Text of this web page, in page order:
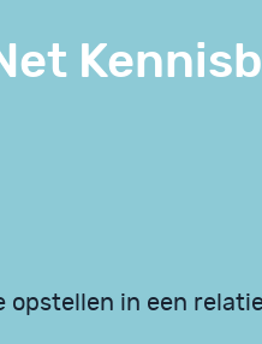
opstellen in een